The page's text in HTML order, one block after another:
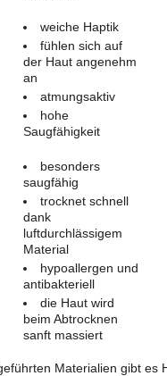
weiche Haptik
fühlen sich auf
der Haut angenehm
an
atmungsaktiv
hohe
Saugfähigkeit
besonders
saugfähig
trocknet schnell
dank
luftdurchlässigem
Material
hypoallergen und
antibakteriell
die Haut wird
beim Abtrocknen
sanft massiert
Materialien gibt es